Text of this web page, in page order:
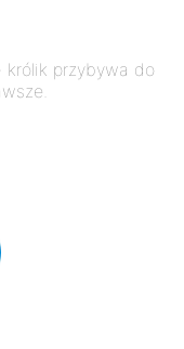
królik przybywa do